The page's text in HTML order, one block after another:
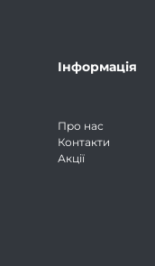
Інформація
Про нас
Контакти
Акції